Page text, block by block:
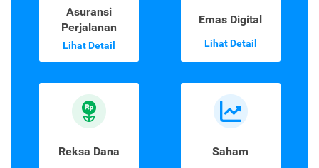
Asuransi
Perjalanan
Lihat Detail
Emas Digital
Lihat Detail
Reksa Dana Saham